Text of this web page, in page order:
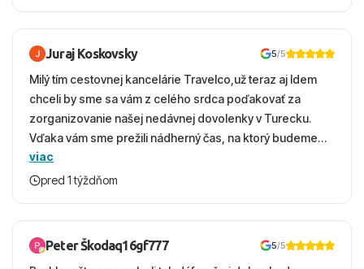
Juraj Koskovsky 5/5
Milý tím cestovnej kancelárie Travelco,už teraz aj Idem
chceli by sme sa vám z celého srdca poďakovať za
zorganizovanie našej nedávnej dovolenky v Turecku.
Vďaka vám sme prežili nádherný čas, na ktorý budeme
ešte dlho s úsmevom spomínať. ​Všetko prebehlo
absolútne hladko – od prvotného výberu zájazdu, cez
bola to trefa do čierneho! ​Čo nás dostalo najviac: ​Skvelé
služby a personál: Vždy usmievaví, ochotní a starostliví
viac
pred 1 týždňom
Peter Škodaq16gf777 5/5